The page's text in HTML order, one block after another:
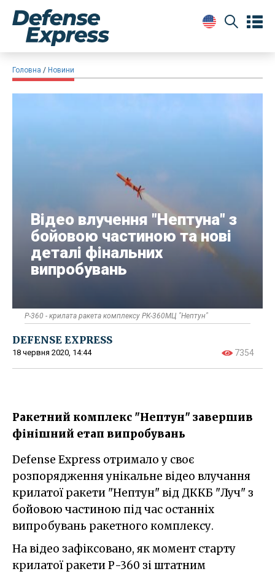
Головна Новини
Відео влучення "Нептуна" з
бойовою частиною та нові
деталі фінальних
випробувань
Р-360 - крилата ракета комплексу РК-360МЦ "Нептун"
DEFENSE EXPRESS
18 червня 2020, 14:44 7354
​Ракетний комплекс "Нептун" завершив
фінішний етап випробувань
Defense Express отримало у своє
розпорядження унікальне відео влучання
крилатої ракети "Нептун" від ДККБ "Луч" з
бойовою частиною під час останніх
випробувань ракетного комплексу.
На відео зафіксовано, як момент старту
крилатої ракети Р-360 зі штатним